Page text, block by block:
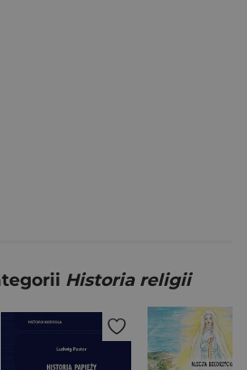
Historia religii